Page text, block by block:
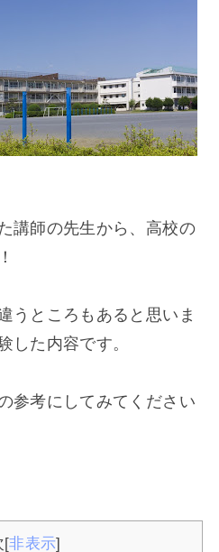
講師の先生から、高校の
うところもあると思いま
した内容です。
参考にしてみてください
[非表示]